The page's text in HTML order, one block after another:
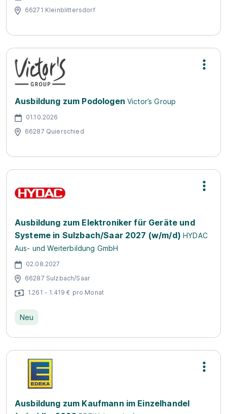
66271 Kleinblittersdorf
Ausbildung zum Podologen Victor’s Group
01.10.2026
66287 Quierschied
Ausbildung zum Elektroniker für Geräte und
Systeme in Sulzbach/Saar 2027 (w/m/d) HYDAC
Aus- und Weiterbildung GmbH
02.08.2027
66287 Sulzbach/Saar
1.261 - 1.419 € pro Monat
Neu
Ausbildung zum Kaufmann im Einzelhandel